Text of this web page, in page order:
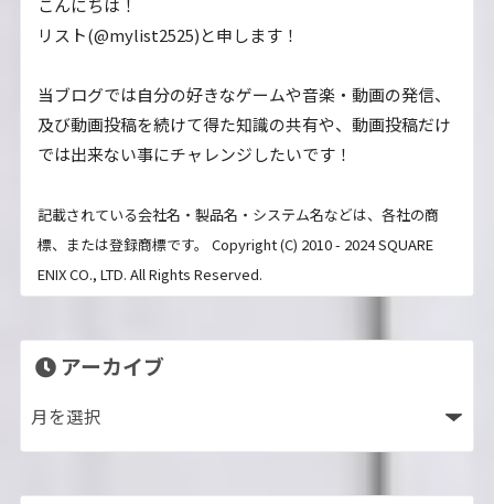
こんにちは！
リスト(@mylist2525)と申します！
当ブログでは自分の好きなゲームや音楽・動画の発信、
及び動画投稿を続けて得た知識の共有や、動画投稿だけ
では出来ない事にチャレンジしたいです！
記載されている会社名・製品名・システム名などは、各社の商
標、または登録商標です。 Copyright (C) 2010 - 2024 SQUARE
ENIX CO., LTD. All Rights Reserved.
アーカイブ